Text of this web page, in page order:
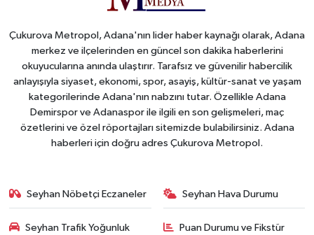
Çukurova Metropol, Adana'nın lider haber kaynağı olarak, Adana
merkez ve ilçelerinden en güncel son dakika haberlerini
okuyucularına anında ulaştırır. Tarafsız ve güvenilir habercilik
anlayışıyla siyaset, ekonomi, spor, asayiş, kültür-sanat ve yaşam
kategorilerinde Adana'nın nabzını tutar. Özellikle Adana
Demirspor ve Adanaspor ile ilgili en son gelişmeleri, maç
özetlerini ve özel röportajları sitemizde bulabilirsiniz. Adana
haberleri için doğru adres Çukurova Metropol.
Seyhan Nöbetçi Eczaneler Seyhan Hava Durumu
Seyhan Trafik Yoğunluk Puan Durumu ve Fikstür